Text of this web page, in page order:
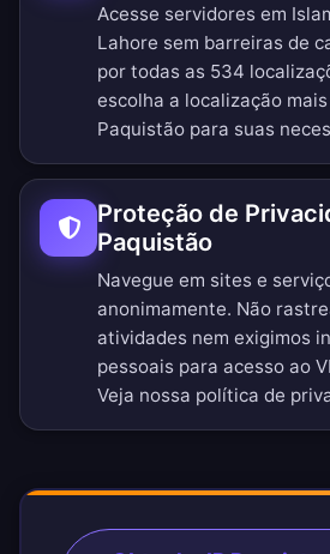
Acesse servidores em
Lahore sem barreiras de
por todas as 534
escolha a localização
Paquistão para suas
Proteção de
Paquistão
Navegue em sites e
anonimamente. Não
atividades nem exigimos
pessoais para acesso ao
Veja nossa política de